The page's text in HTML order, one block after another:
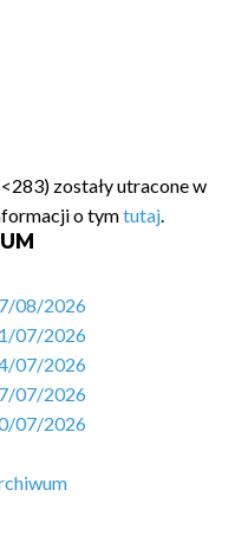
zostały utracone w
o tymtutaj.
08/2026
07/2026
07/2026
07/2026
07/2026